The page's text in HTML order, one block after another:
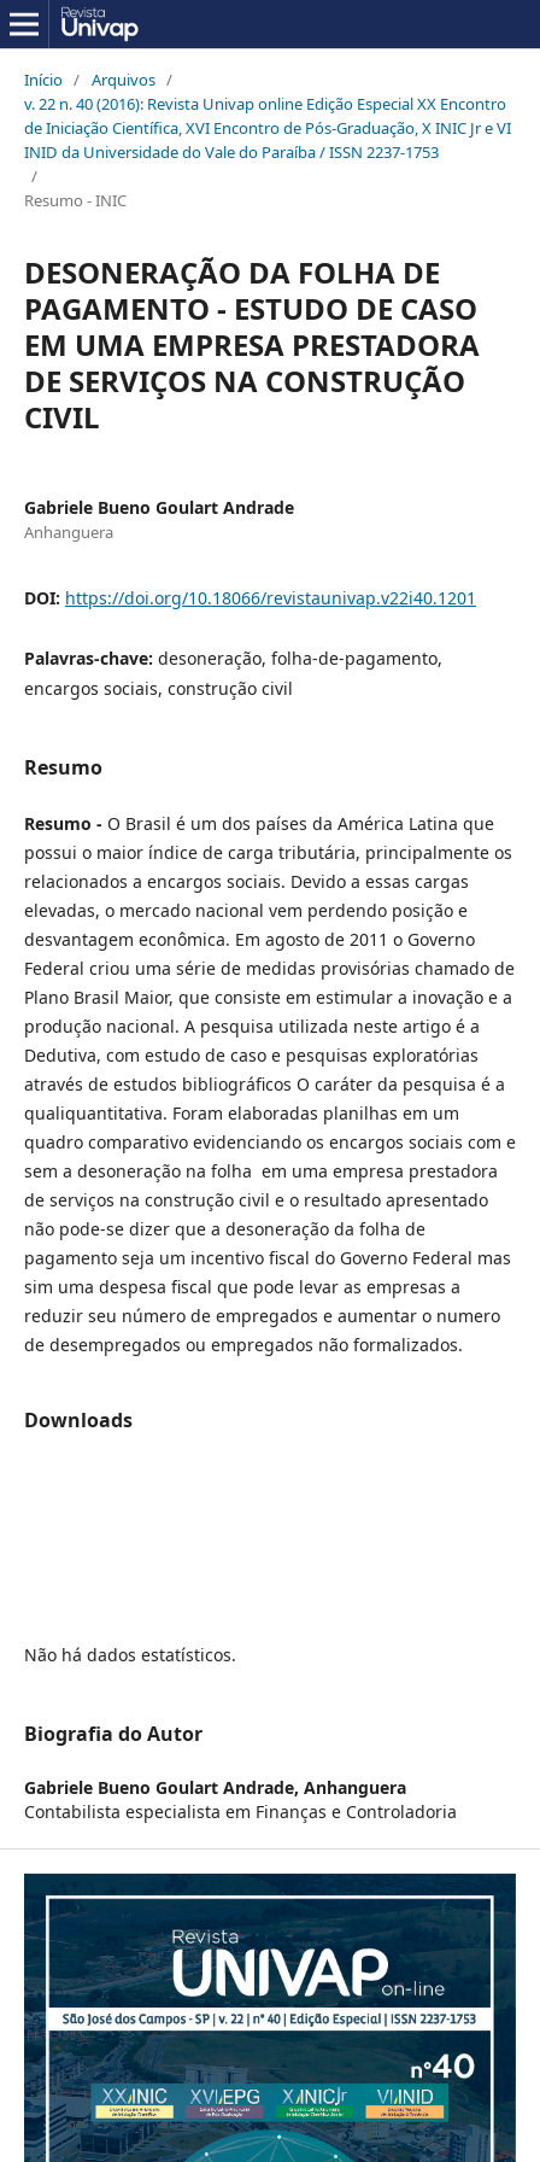
Início / Arquivos /
v. 22 n. 40 (2016): Revista Univap online Edição Especial XX Encontro
de Iniciação Científica, XVI Encontro de Pós-Graduação, X INIC Jr e VI
INID da Universidade do Vale do Paraíba / ISSN 2237-1753
/
Resumo - INIC
DESONERAÇÃO DA FOLHA DE
PAGAMENTO - ESTUDO DE CASO
EM UMA EMPRESA PRESTADORA
DE SERVIÇOS NA CONSTRUÇÃO
CIVIL
Gabriele Bueno Goulart Andrade
Anhanguera
DOI: https://doi.org/10.18066/revistaunivap.v22i40.1201
Palavras-chave: desoneração, folha-de-pagamento,
encargos sociais, construção civil
Resumo
Resumo - O Brasil é um dos países da América Latina que
possui o maior índice de carga tributária, principalmente os
relacionados a encargos sociais. Devido a essas cargas
elevadas, o mercado nacional vem perdendo posição e
desvantagem econômica. Em agosto de 2011 o Governo
Federal criou uma série de medidas provisórias chamado de
Plano Brasil Maior, que consiste em estimular a inovação e a
produção nacional. A pesquisa utilizada neste artigo é a
Dedutiva, com estudo de caso e pesquisas exploratórias
através de estudos bibliográficos O caráter da pesquisa é a
qualiquantitativa. Foram elaboradas planilhas em um
quadro comparativo evidenciando os encargos sociais com e
sem a desoneração na folha em uma empresa prestadora
de serviços na construção civil e o resultado apresentado
não pode-se dizer que a desoneração da folha de
pagamento seja um incentivo fiscal do Governo Federal mas
sim uma despesa fiscal que pode levar as empresas a
reduzir seu número de empregados e aumentar o numero
de desempregados ou empregados não formalizados.
Downloads
Não há dados estatísticos.
Biografia do Autor
Gabriele Bueno Goulart Andrade, Anhanguera
Contabilista especialista em Finanças e Controladoria